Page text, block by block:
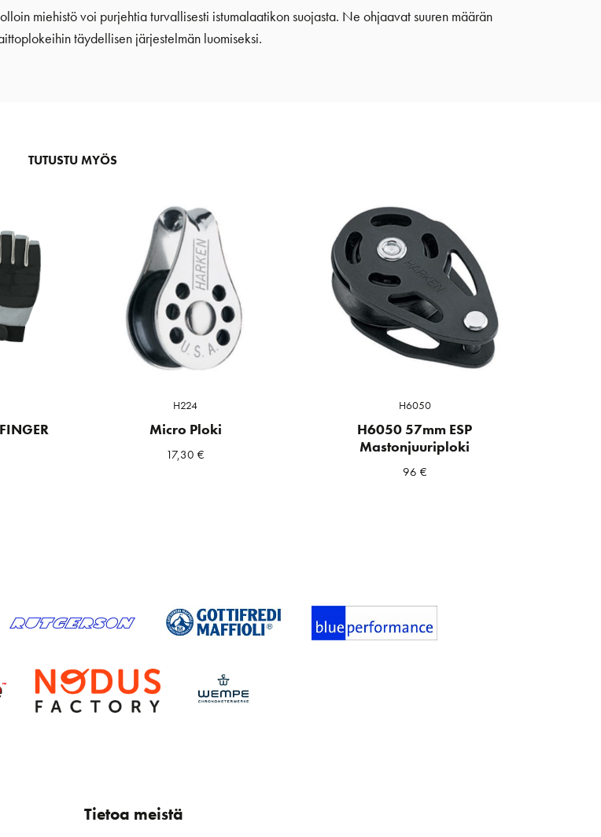
miehistö voi purjehtia turvallisesti istumalaatikon suojasta. Ne ohjaavat suuren määrän
täydellisen järjestelmän luomiseksi.
TUTUSTU MYÖS
H224
Micro Ploki
17,30€
H6050
H6050 57mm ESP
Mastonjuuriploki
96 €
Tietoa meistä